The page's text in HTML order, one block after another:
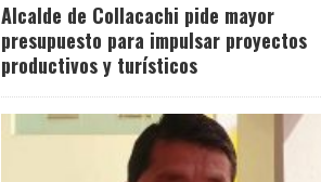
Alcalde de Collacachi pide mayor
presupuesto para impulsar proyectos
productivos y turísticos